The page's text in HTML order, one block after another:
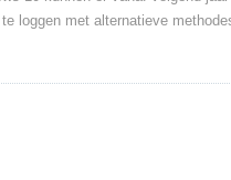
loggen met alternatieve